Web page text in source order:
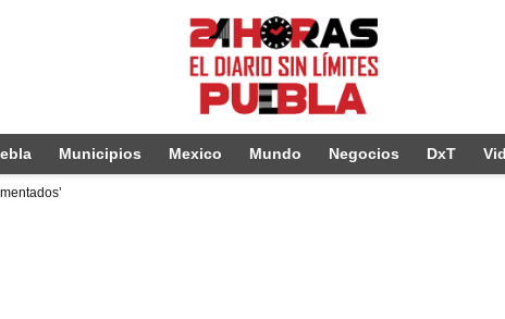
Municipios Mexico Mundo Negocios DxT